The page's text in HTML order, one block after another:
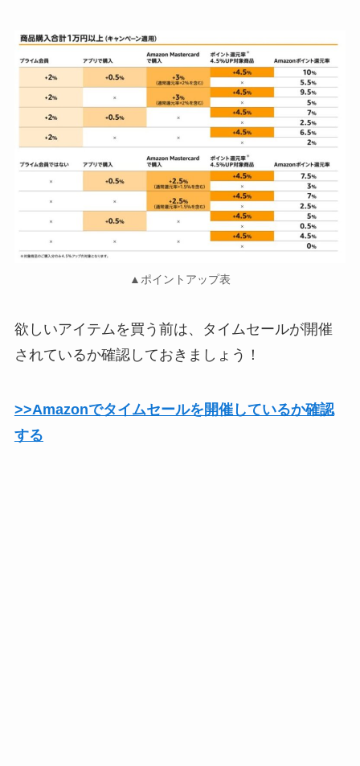
▲ポイントアップ表
欲しいアイテムを買う前は、タイムセールが開催
されているか確認しておきましょう！
>>Amazonでタイムセールを開催しているか確認
する